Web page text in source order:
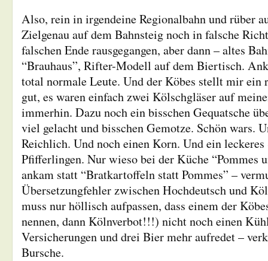
Also, rein in irgendeine Regionalbahn und rüber
Zielgenau auf dem Bahnsteig noch in falsche
falschen Ende rausgegangen, aber dann – altes
“Brauhaus”, Rifter-Modell auf dem Biertisch.
total normale Leute. Und der Köbes stellt mir ein
gut, es waren einfach zwei Kölschgläser auf
immerhin. Dazu noch ein bisschen Gequatsche
viel gelacht und bisschen Gemotze. Schön wars.
Reichlich. Und noch einen Korn. Und ein
Pfifferlingen. Nur wieso bei der Küche “Pommes
ankam statt “Bratkartoffeln statt Pommes” –
Übersetzungfehler zwischen Hochdeutsch und
muss nur höllisch aufpassen, dass einem der
nennen, dann Kölnverbot!!!) nicht noch einen
Versicherungen und drei Bier mehr aufredet –
Bursche.